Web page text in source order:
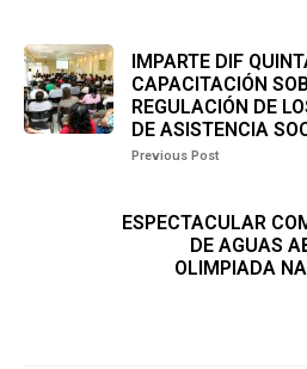
IMPARTE DIF
CAPACITACIÓN
REGULACIÓN DE
DE ASISTENCIA
Previous Post
ESPECTACULAR
DE AGUAS
OLIMPIADA